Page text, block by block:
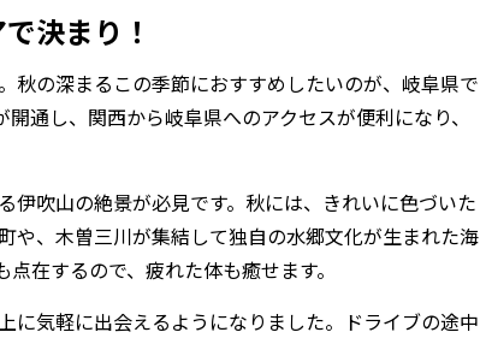
決まり！
の深まるこの季節におすすめしたいのが、岐阜県で
通し、関西から岐阜県へのアクセスが便利になり、
吹山の絶景が必見です。秋には、きれいに色づいた
や、木曽三川が集結して独自の水郷文化が生まれた海
在するので、疲れた体も癒せます。
気軽に出会えるようになりました。ドライブの途中